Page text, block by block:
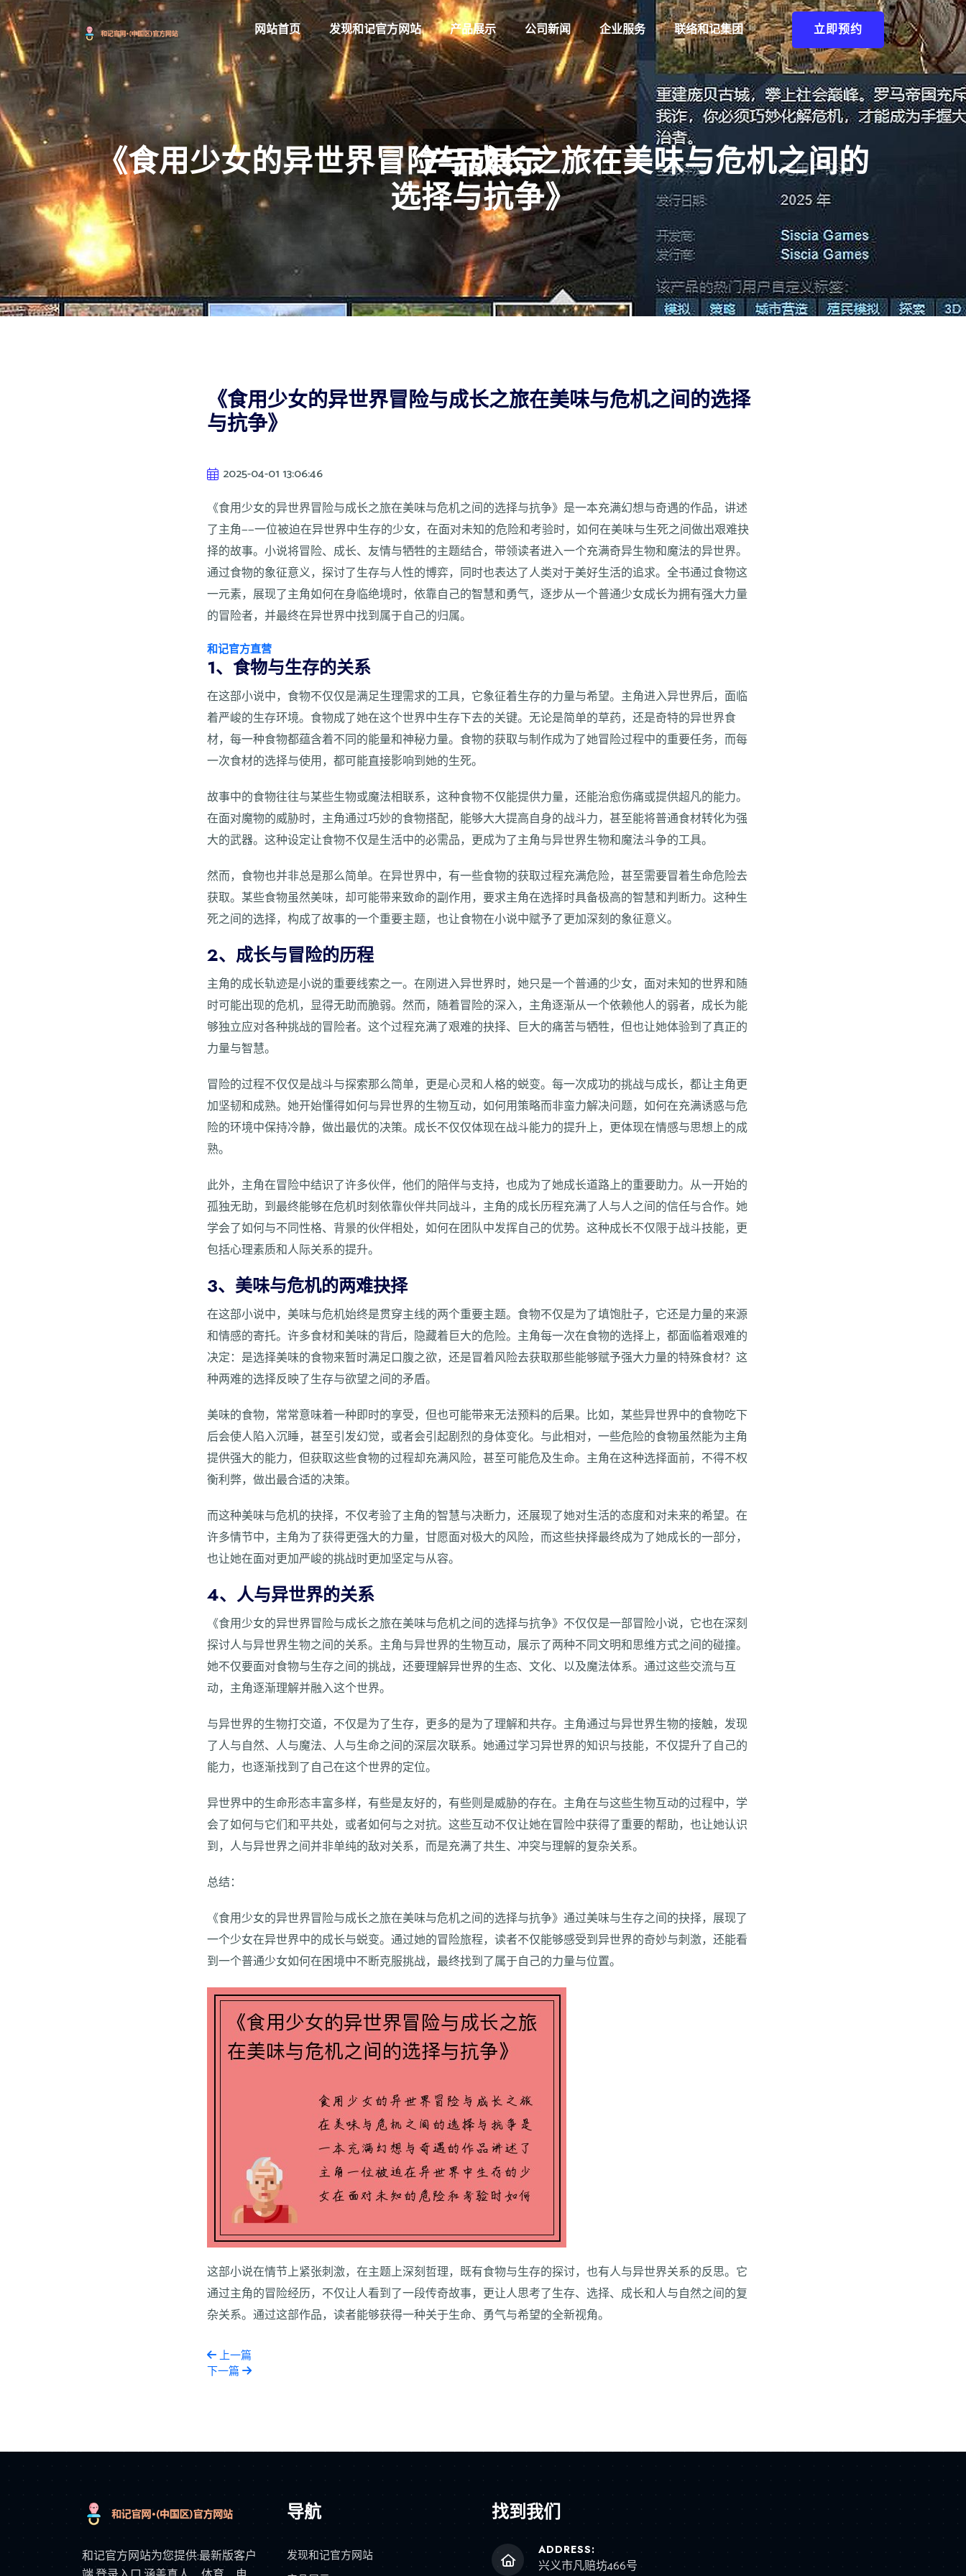
立即预约
网站首页 发现和记官方网站 产品展示 公司新闻 企业服务 联络和记集团
《食用少女的异世界冒险与成长之旅在美味与危机之间的
选择与抗争》
《食用少女的异世界冒险与成长之旅在美味与危机之间的选择
与抗争》
2025-04-01 13:06:46
《食用少女的异世界冒险与成长之旅在美味与危机之间的选择与抗争》是一本充满幻想与奇遇的作品，讲述
了主角——一位被迫在异世界中生存的少女，在面对未知的危险和考验时，如何在美味与生死之间做出艰难抉
择的故事。小说将冒险、成长、友情与牺牲的主题结合，带领读者进入一个充满奇异生物和魔法的异世界。
通过食物的象征意义，探讨了生存与人性的博弈，同时也表达了人类对于美好生活的追求。全书通过食物这
一元素，展现了主角如何在身临绝境时，依靠自己的智慧和勇气，逐步从一个普通少女成长为拥有强大力量
的冒险者，并最终在异世界中找到属于自己的归属。
和记官方直营
1、食物与生存的关系
在这部小说中，食物不仅仅是满足生理需求的工具，它象征着生存的力量与希望。主角进入异世界后，面临
着严峻的生存环境。食物成了她在这个世界中生存下去的关键。无论是简单的草药，还是奇特的异世界食
材，每一种食物都蕴含着不同的能量和神秘力量。食物的获取与制作成为了她冒险过程中的重要任务，而每
一次食材的选择与使用，都可能直接影响到她的生死。
故事中的食物往往与某些生物或魔法相联系，这种食物不仅能提供力量，还能治愈伤痛或提供超凡的能力。
在面对魔物的威胁时，主角通过巧妙的食物搭配，能够大大提高自身的战斗力，甚至能将普通食材转化为强
大的武器。这种设定让食物不仅是生活中的必需品，更成为了主角与异世界生物和魔法斗争的工具。
然而，食物也并非总是那么简单。在异世界中，有一些食物的获取过程充满危险，甚至需要冒着生命危险去
获取。某些食物虽然美味，却可能带来致命的副作用，要求主角在选择时具备极高的智慧和判断力。这种生
死之间的选择，构成了故事的一个重要主题，也让食物在小说中赋予了更加深刻的象征意义。
2、成长与冒险的历程
主角的成长轨迹是小说的重要线索之一。在刚进入异世界时，她只是一个普通的少女，面对未知的世界和随
时可能出现的危机，显得无助而脆弱。然而，随着冒险的深入，主角逐渐从一个依赖他人的弱者，成长为能
够独立应对各种挑战的冒险者。这个过程充满了艰难的抉择、巨大的痛苦与牺牲，但也让她体验到了真正的
力量与智慧。
冒险的过程不仅仅是战斗与探索那么简单，更是心灵和人格的蜕变。每一次成功的挑战与成长，都让主角更
加坚韧和成熟。她开始懂得如何与异世界的生物互动，如何用策略而非蛮力解决问题，如何在充满诱惑与危
险的环境中保持冷静，做出最优的决策。成长不仅仅体现在战斗能力的提升上，更体现在情感与思想上的成
熟。
此外，主角在冒险中结识了许多伙伴，他们的陪伴与支持，也成为了她成长道路上的重要助力。从一开始的
孤独无助，到最终能够在危机时刻依靠伙伴共同战斗，主角的成长历程充满了人与人之间的信任与合作。她
学会了如何与不同性格、背景的伙伴相处，如何在团队中发挥自己的优势。这种成长不仅限于战斗技能，更
包括心理素质和人际关系的提升。
3、美味与危机的两难抉择
在这部小说中，美味与危机始终是贯穿主线的两个重要主题。食物不仅是为了填饱肚子，它还是力量的来源
和情感的寄托。许多食材和美味的背后，隐藏着巨大的危险。主角每一次在食物的选择上，都面临着艰难的
决定：是选择美味的食物来暂时满足口腹之欲，还是冒着风险去获取那些能够赋予强大力量的特殊食材？这
种两难的选择反映了生存与欲望之间的矛盾。
美味的食物，常常意味着一种即时的享受，但也可能带来无法预料的后果。比如，某些异世界中的食物吃下
后会使人陷入沉睡，甚至引发幻觉，或者会引起剧烈的身体变化。与此相对，一些危险的食物虽然能为主角
提供强大的能力，但获取这些食物的过程却充满风险，甚至可能危及生命。主角在这种选择面前，不得不权
衡利弊，做出最合适的决策。
而这种美味与危机的抉择，不仅考验了主角的智慧与决断力，还展现了她对生活的态度和对未来的希望。在
许多情节中，主角为了获得更强大的力量，甘愿面对极大的风险，而这些抉择最终成为了她成长的一部分，
也让她在面对更加严峻的挑战时更加坚定与从容。
4、人与异世界的关系
《食用少女的异世界冒险与成长之旅在美味与危机之间的选择与抗争》不仅仅是一部冒险小说，它也在深刻
探讨人与异世界生物之间的关系。主角与异世界的生物互动，展示了两种不同文明和思维方式之间的碰撞。
她不仅要面对食物与生存之间的挑战，还要理解异世界的生态、文化、以及魔法体系。通过这些交流与互
动，主角逐渐理解并融入这个世界。
与异世界的生物打交道，不仅是为了生存，更多的是为了理解和共存。主角通过与异世界生物的接触，发现
了人与自然、人与魔法、人与生命之间的深层次联系。她通过学习异世界的知识与技能，不仅提升了自己的
能力，也逐渐找到了自己在这个世界的定位。
异世界中的生命形态丰富多样，有些是友好的，有些则是威胁的存在。主角在与这些生物互动的过程中，学
会了如何与它们和平共处，或者如何与之对抗。这些互动不仅让她在冒险中获得了重要的帮助，也让她认识
到，人与异世界之间并非单纯的敌对关系，而是充满了共生、冲突与理解的复杂关系。
总结：
《食用少女的异世界冒险与成长之旅在美味与危机之间的选择与抗争》通过美味与生存之间的抉择，展现了
一个少女在异世界中的成长与蜕变。通过她的冒险旅程，读者不仅能够感受到异世界的奇妙与刺激，还能看
到一个普通少女如何在困境中不断克服挑战，最终找到了属于自己的力量与位置。
这部小说在情节上紧张刺激，在主题上深刻哲理，既有食物与生存的探讨，也有人与异世界关系的反思。它
通过主角的冒险经历，不仅让人看到了一段传奇故事，更让人思考了生存、选择、成长和人与自然之间的复
杂关系。通过这部作品，读者能够获得一种关于生命、勇气与希望的全新视角。
上一篇
下一篇
和记官方网站为您提供:最新版客户
导航
发现和记官方网站
找到我们
ADDRESS:
兴义市凡赔坊466号